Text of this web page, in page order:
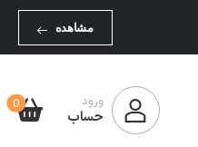
مشاهده
ورود
حساب
0